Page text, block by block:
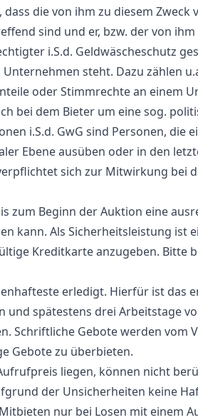
die von ihm zu diesem Zweck
sind und er, bzw. der von
i.S.d. Geldwäscheschutz
steht. Dazu zählen
oder Stimmrechte an einem
bei dem Bieter um eine sog.
i.S.d. GwG sind Personen, die
Ebene ausüben oder in den
sich zur Mitwirkung bei
zum Beginn der Auktion eine
kann. Als Sicherheitsleistung ist
Kreditkarte anzugeben. Bitte
erledigt. Hierfür ist das
und spätestens drei Arbeitstage
Schriftliche Gebote werden
Gebote zu überbieten.
liegen, können nicht
der Unsicherheiten keine
nur bei Losen mit einem